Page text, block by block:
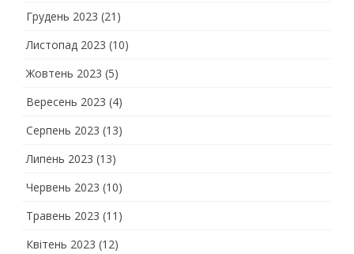
Грудень 2023 (21)
Листопад 2023 (10)
Жовтень 2023 (5)
Вересень 2023 (4)
Серпень 2023 (13)
Липень 2023 (13)
Червень 2023 (10)
Травень 2023 (11)
Квітень 2023 (12)